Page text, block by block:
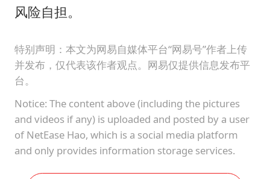
风险自担。
特别声明：本文为网易自媒体平台“网易号”作者上传
并发布，仅代表该作者观点。网易仅提供信息发布平
台。
Notice: The content above (including the pictures
and videos if any) is uploaded and posted by a user
of NetEase Hao, which is a social media platform
and only provides information storage services.